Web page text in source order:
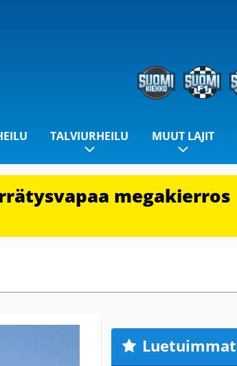
TALVIURHEILU MUUT LAJIT
megakierros
Luetuimmat